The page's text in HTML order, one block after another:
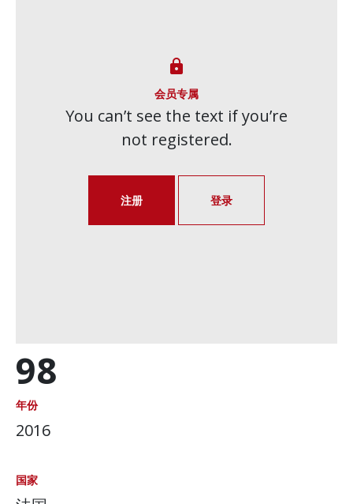
98
年份
2016
国家

会员专属
You can’t see the text if you’re
not registered.
注册 登录